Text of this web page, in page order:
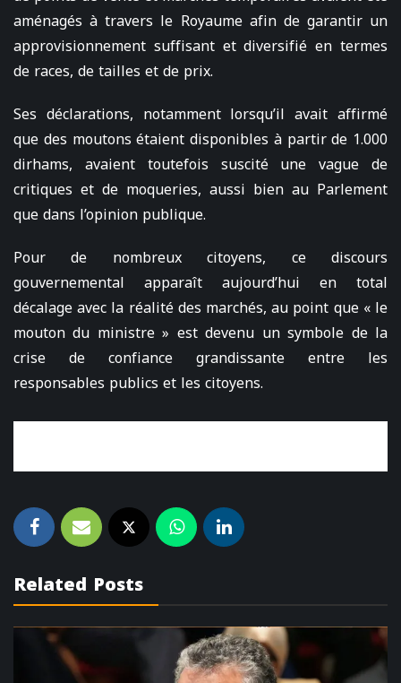
aménagés à travers le Royaume afin de garantir un
approvisionnement suffisant et diversifié en termes
de races, de tailles et de prix.
Ses déclarations, notamment lorsqu’il avait affirmé
que des moutons étaient disponibles à partir de 1.000
dirhams, avaient toutefois suscité une vague de
critiques et de moqueries, aussi bien au Parlement
que dans l’opinion publique.
Pour de nombreux citoyens, ce discours
gouvernemental apparaît aujourd’hui en total
décalage avec la réalité des marchés, au point que « le
mouton du ministre » est devenu un symbole de la
crise de confiance grandissante entre les
responsables publics et les citoyens.
Related Posts